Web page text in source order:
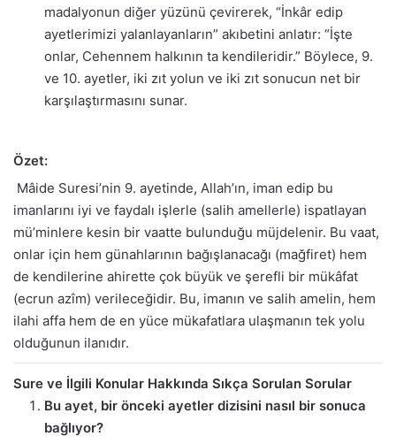
madalyonun diğer yüzünü çevirerek, “İnkâr edip
ayetlerimizi yalanlayanların” akıbetini anlatır: “İşte
onlar, Cehennem halkının ta kendileridir.” Böylece, 9.
ve 10. ayetler, iki zıt yolun ve iki zıt sonucun net bir
karşılaştırmasını sunar.
Özet:
Mâide Suresi’nin 9. ayetinde, Allah’ın, iman edip bu
imanlarını iyi ve faydalı işlerle (salih amellerle) ispatlayan
mü’minlere kesin bir vaatte bulunduğu müjdelenir. Bu vaat,
onlar için hem günahlarının bağışlanacağı (mağfiret) hem
de kendilerine ahirette çok büyük ve şerefli bir mükâfat
(ecrun azîm) verileceğidir. Bu, imanın ve salih amelin, hem
ilahi affa hem de en yüce mükafatlara ulaşmanın tek yolu
olduğunun ilanıdır.
Sure ve İlgili Konular Hakkında Sıkça Sorulan Sorular
Bu ayet, bir önceki ayetler dizisini nasıl bir sonuca
bağlıyor?